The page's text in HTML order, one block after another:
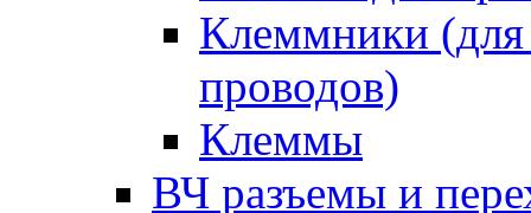
Клеммники (для
проводов)
Клеммы
ВЧ разъемы и